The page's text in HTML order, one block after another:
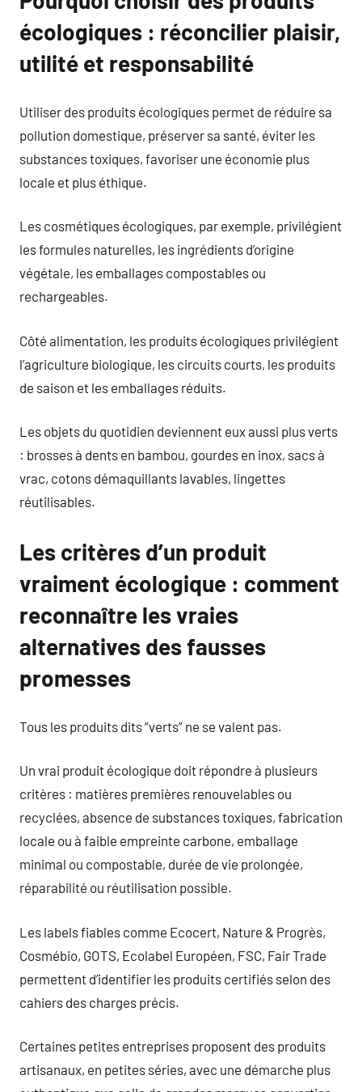
écologiques : réconcilier plaisir,
utilité et responsabilité
Utiliser des produits écologiques permet de réduire sa
pollution domestique, préserver sa santé, éviter les
substances toxiques, favoriser une économie plus
locale et plus éthique.
Les cosmétiques écologiques, par exemple, privilégient
les formules naturelles, les ingrédients d’origine
végétale, les emballages compostables ou
rechargeables.
Côté alimentation, les produits écologiques privilégient
l’agriculture biologique, les circuits courts, les produits
de saison et les emballages réduits.
Les objets du quotidien deviennent eux aussi plus verts
: brosses à dents en bambou, gourdes en inox, sacs à
vrac, cotons démaquillants lavables, lingettes
réutilisables.
Les critères d’un produit
vraiment écologique : comment
reconnaître les vraies
alternatives des fausses
promesses
Tous les produits dits “verts” ne se valent pas.
Un vrai produit écologique doit répondre à plusieurs
critères : matières premières renouvelables ou
recyclées, absence de substances toxiques, fabrication
locale ou à faible empreinte carbone, emballage
minimal ou compostable, durée de vie prolongée,
réparabilité ou réutilisation possible.
Les labels fiables comme Ecocert, Nature & Progrès,
Cosmébio, GOTS, Ecolabel Européen, FSC, Fair Trade
permettent d’identifier les produits certifiés selon des
cahiers des charges précis.
Certaines petites entreprises proposent des produits
artisanaux, en petites séries, avec une démarche plus